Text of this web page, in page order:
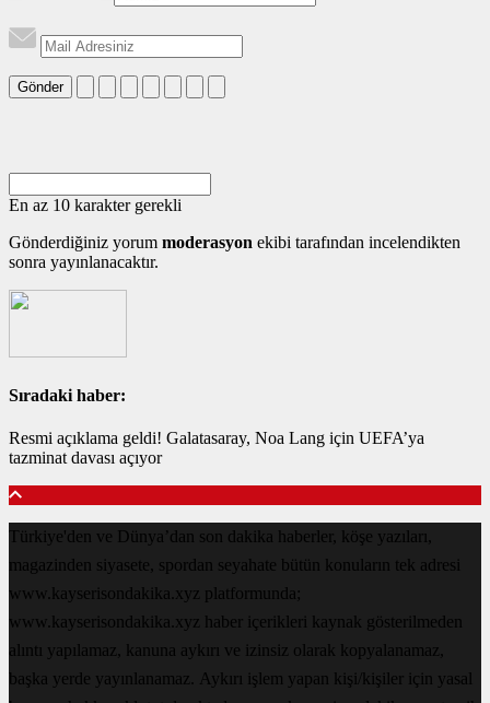
Gönder
En az 10 karakter gerekli
Gönderdiğiniz yorum moderasyon ekibi tarafından incelendikten
sonra yayınlanacaktır.
Sıradaki haber:
Resmi açıklama geldi! Galatasaray, Noa Lang için UEFA’ya
tazminat davası açıyor
Türkiye'den ve Dünya’dan son dakika haberler, köşe yazıları,
magazinden siyasete, spordan seyahate bütün konuların tek adresi
www.kayserisondakika.xyz platformunda;
www.kayserisondakika.xyz haber içerikleri kaynak gösterilmeden
alıntı yapılamaz, kanuna aykırı ve izinsiz olarak kopyalanamaz,
başka yerde yayınlanamaz. Aykırı işlem yapan kişi/kişiler için yasal